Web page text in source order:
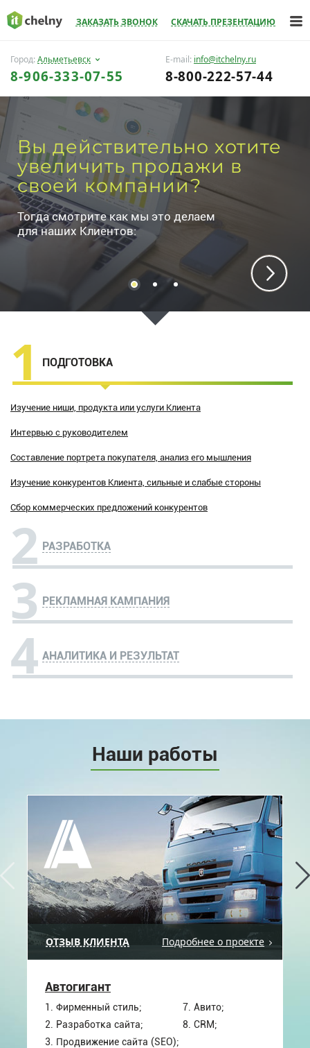
ЗАКАЗАТЬ ЗВОНОК СКАЧАТЬ ПРЕЗЕНТАЦИЮ
Город: Альметьевск
8-906-333-07-55
E-mail: info@itchelny.ru
8-800-222-57-44
Вы действительно хотите
увеличить продажи в
своей компании?
Тогда смотрите как мы это делаем
для наших Клиентов:
1 ПОДГОТОВКА
Изучение ниши, продукта или услуги Клиента
Интервью с руководителем
Составление портрета покупателя, анализ его мышления
Изучение конкурентов Клиента, сильные и слабые стороны
Сбор коммерческих предложений конкурентов
2 РАЗРАБОТКА
3 РЕКЛАМНАЯ КАМПАНИЯ
4 АНАЛИТИКА И РЕЗУЛЬТАТ
Наши работы
ОТЗЫВ КЛИЕНТА Подробнее о проекте
Автогигант
1. Фирменный стиль;
2. Разработка сайта;
3. Продвижение сайта (SEO);
7. Авито;
8. CRM;